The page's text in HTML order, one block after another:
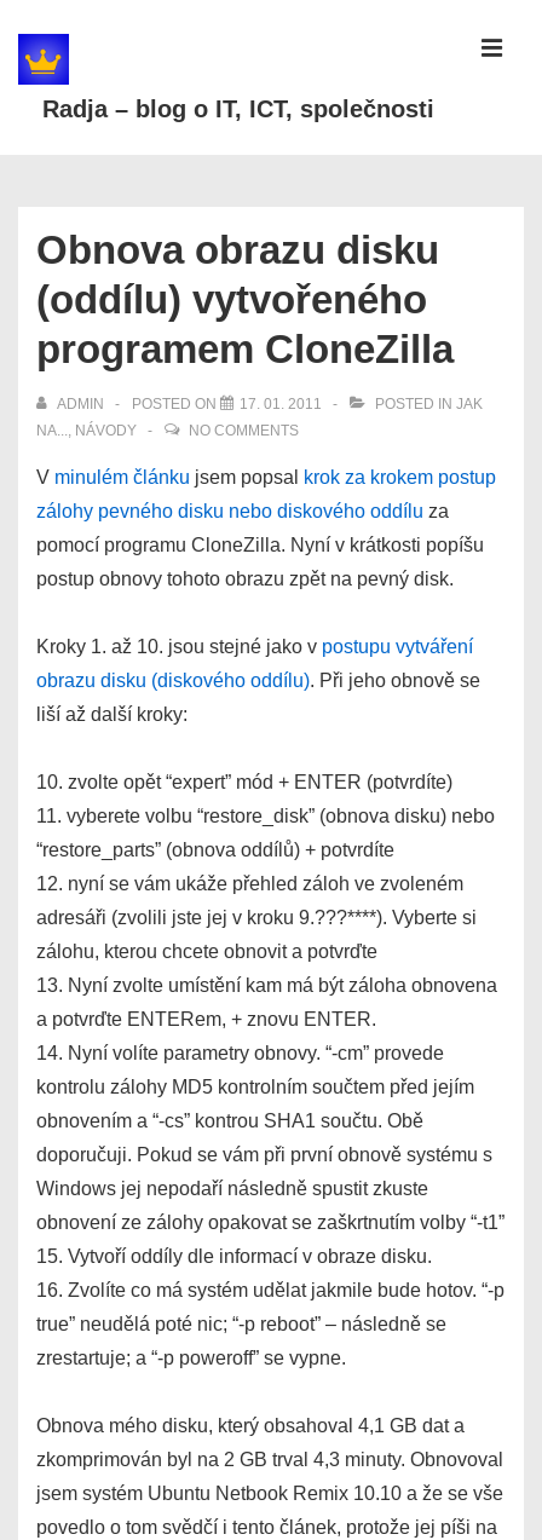
Skip
Radja – blog o IT, ICT, společnosti
Obnova obrazu disku
(oddílu) vytvořeného
programem CloneZilla
ADMIN POSTED ON 17. 01. 2011 POSTED IN JAK
NA..., NÁVODY NO COMMENTS
V minulém článku jsem popsal
krok za krokem postup
zálohy pevného disku nebo diskového oddílu za
pomocí programu CloneZilla. Nyní v krátkosti popíšu
postup obnovy tohoto obrazu zpět na pevný disk.
Kroky 1. až 10. jsou stejné jako v postupu vytváření
obrazu disku (diskového oddílu). Při jeho obnově se
liší až další kroky:
10. zvolte opět “expert” mód + ENTER (potvrdíte)
11. vyberete volbu “restore_disk” (obnova disku) nebo
“restore_parts” (obnova oddílů) + potvrdíte
12. nyní se vám ukáže přehled záloh ve zvoleném
adresáři (zvolili jste jej v kroku 9.???****). Vyberte si
zálohu, kterou chcete obnovit a potvrďte
13. Nyní zvolte umístění kam má být záloha obnovena
a potvrďte ENTERem, + znovu ENTER.
14. Nyní volíte parametry obnovy. “-cm” provede
kontrolu zálohy MD5 kontrolním součtem před jejím
obnovením a “-cs” kontrou SHA1 součtu. Obě
doporučuji. Pokud se vám při první obnově systému s
Windows jej nepodaří následně spustit zkuste
obnovení ze zálohy opakovat se zaškrtnutím volby “-t1”
15. Vytvoří oddíly dle informací v obraze disku.
16. Zvolíte co má systém udělat jakmile bude hotov. “-p
true” neudělá poté nic; “-p reboot” – následně se
zrestartuje; a “-p poweroff” se vypne.
Obnova mého disku, který obsahoval 4,1 GB dat a
zkomprimován byl na 2 GB trval 4,3 minuty. Obnovoval
jsem systém Ubuntu Netbook Remix 10.10 a že se vše
povedlo o tom svědčí i tento článek, protože jej píši na